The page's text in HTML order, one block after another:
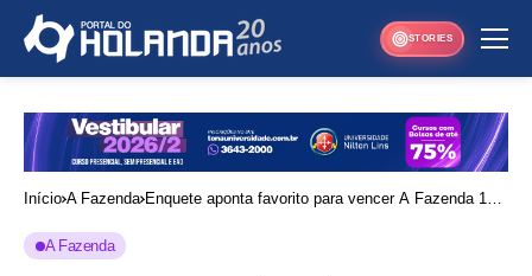
STORIES
Início A Fazenda Enquete aponta favorito para vencer A Fazenda 17;
A Fazenda